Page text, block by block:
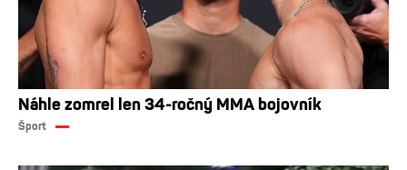
Náhle zomrel len 34-ročný MMA bojovník
Šport